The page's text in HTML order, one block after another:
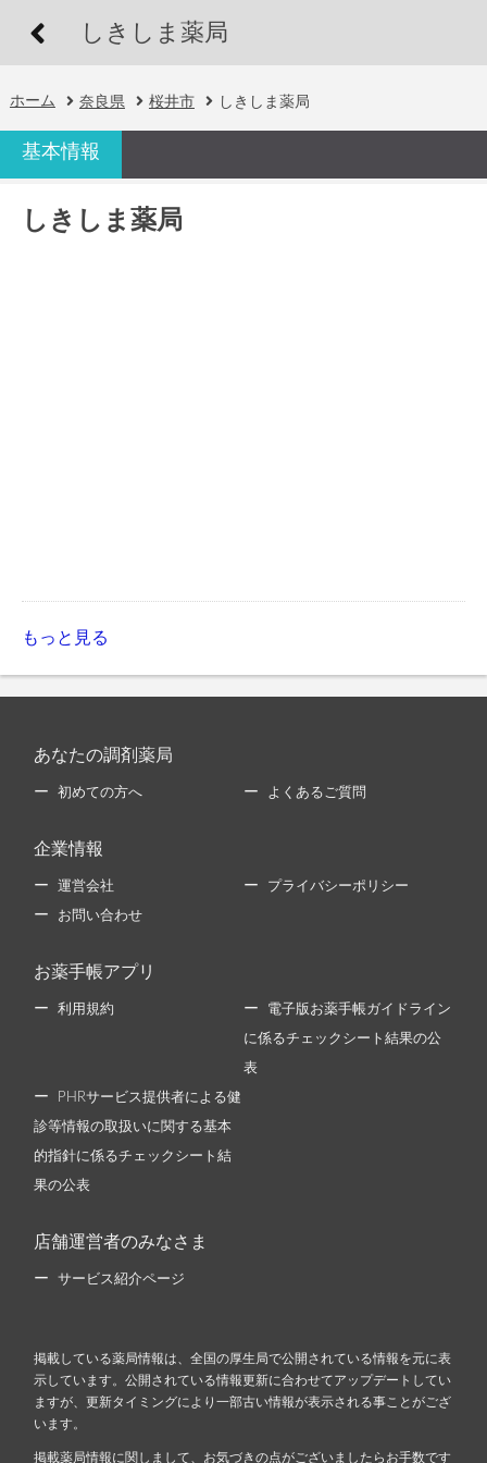
しきしま薬局
ホーム 奈良県 桜井市 しきしま薬局
基本情報
しきしま薬局
もっと見る
あなたの調剤薬局
初めての方へ よくあるご質問
企業情報
運営会社 プライバシーポリシー
お問い合わせ
お薬手帳アプリ
利用規約 電子版お薬手帳ガイドライン
に係るチェックシート結果の公
表
PHRサービス提供者による健
診等情報の取扱いに関する基本
的指針に係るチェックシート結
果の公表
店舗運営者のみなさま
サービス紹介ページ
掲載している薬局情報は、全国の厚生局で公開されている情報を元に表
示しています。公開されている情報更新に合わせてアップデートしてい
ますが、更新タイミングにより一部古い情報が表示される事ことがござ
います。
掲載薬局情報に関しまして、お気づきの点がございましたらお手数です